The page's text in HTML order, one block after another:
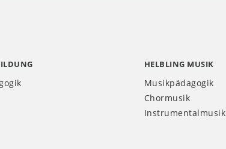
HELBLING MUSIK
Musikpädagogik
Chormusik
Instrumentalmusik